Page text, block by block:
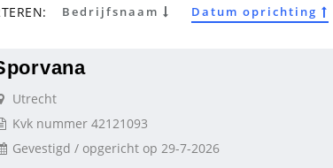
Bedrijfsnaam Datum oprichting
Utrecht
Kvk nummer 42121093
Gevestigd / opgericht op 29-7-2026